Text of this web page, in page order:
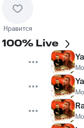
Нравится
100% Live